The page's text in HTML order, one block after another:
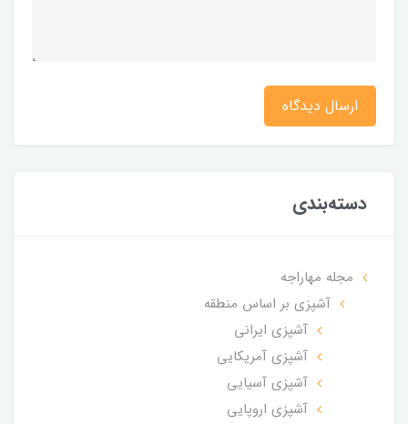
ارسال دیدگاه
دسته‌بندی
مجله مهاراجه
آشپزی بر اساس منطقه
آشپزی ایرانی
آشپزی آمریکایی
آشپزی آسیایی
آشپزی اروپایی